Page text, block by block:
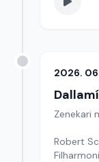
2026. 06.
Zenekari
Robert